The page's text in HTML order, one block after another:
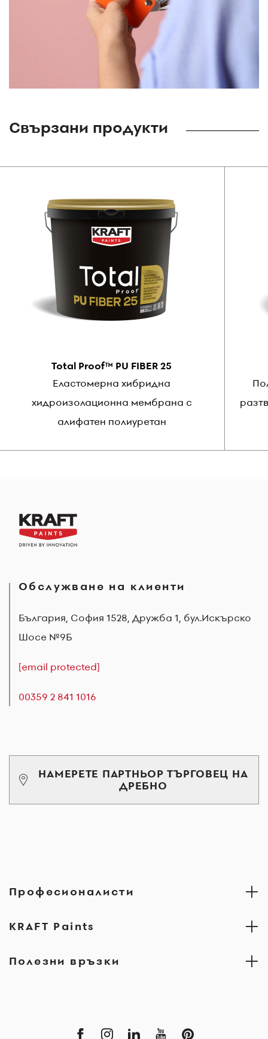
Свързани продукти
Total Proof™ PU FIBER 25
Еластомерна хибридна
хидроизолационна мембрана с
алифатен полиуретан
Обслужване на клиенти
България, София 1528, Дружба 1, бул.Искърско
Шосе №9Б
[email protected]
00359 2 841 1016
НАМЕРЕТЕ ПАРТНЬОР ТЪРГОВЕЦ НА
ДРЕБНО
Професионалисти
KRAFT Paints
Полезни връзки